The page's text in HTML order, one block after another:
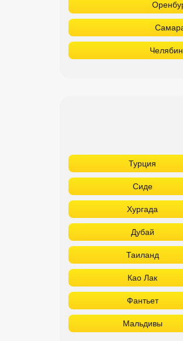
Турция
Сиде
Хургада
Дубай
Таиланд
Као Лак
Фантьет
Мальдивы